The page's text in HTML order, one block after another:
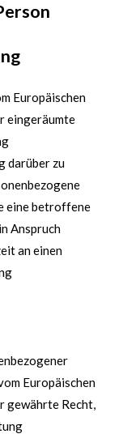
Europäischen
eingeräumte
darüber zu
eine betroffene
Anspruch
an einen
Europäischen
gewährte Recht,